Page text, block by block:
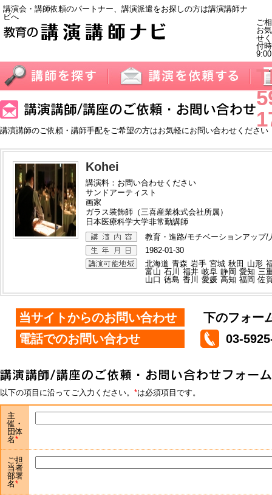
講演会・講師依頼のパートナー、講演派遣をお探しの方は講演講師ナ
ビへ
ご
お
せ
付
講演講師のご依頼・講師手配をご希望の方はお気軽にお問い合わせください
Kohei
講演料：お問い合わせください
サンドアーティスト
画家
ガラス装飾師（三喜産業株式会社所属）
日本医療科学大学非常勤講師
教育・進路/モチベーションアップ/
1982-01-30
北海道 青森 岩手 宮城 秋田 山形
富山 石川 福井 岐阜 静岡 愛知 三
山口 徳島 香川 愛媛 高知 福岡 佐
当サイトからのお問い合わせ
下のフォー
電話でのお問い合わせ
03-
以下の項目に沿ってご入力ください。 は必須項目です。
主
催・
団体
名
ご担
当者
部署
名